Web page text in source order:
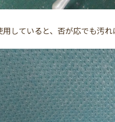
していると、否が応でも汚れ